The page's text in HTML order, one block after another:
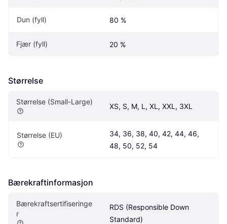
Dun (fyll) 80 %
Fjær (fyll) 20 %
Størrelse
Størrelse (Small-Large)
XS, S, M, L, XL, XXL, 3XL
Størrelse (EU)
34, 36, 38, 40, 42, 44, 46,
48, 50, 52, 54
Bærekraftinformasjon
Bærekraftsertifiseringe
r
RDS (Responsible Down
Standard)